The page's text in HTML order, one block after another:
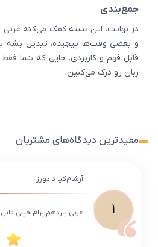
جمع‌بندی
در نهایت، این بسته کمک می‌کنه
و بعضی وقت‌ها پیچیده، تبدیل بشه
قابل فهم و کاربردی. جایی که شما
زبان رو درک می‌کنین.
مفیدترین دیدگاه‌های مشتریان
آ
آرشام‌کیا دادورز
عربی یازدهم برام خیلی